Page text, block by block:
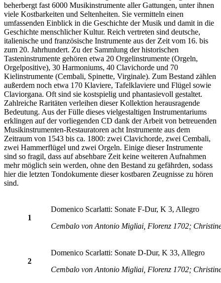
beherbergt fast 6000 Musikinstrumente aller Gattungen, unter ihnen
viele Kostbarkeiten und Seltenheiten. Sie vermitteln einen
umfassenden Einblick in die Geschichte der Musik und damit in die
Geschichte menschlicher Kultur. Reich vertreten sind deutsche,
italienische und französische Instrumente aus der Zeit vom 16. bis
zum 20. Jahrhundert. Zu der Sammlung der historischen
Tasteninstrumente gehören etwa 20 Orgelinstrumente (Orgeln,
Orgelpositive), 30 Harmoniums, 40 Clavichorde und 70
Kielinstrumente (Cembali, Spinette, Virginale). Zum Bestand zählen
außerdem noch etwa 170 Klaviere, Tafelklaviere und Flügel sowie
Claviorgana. Oft sind sie kostspielig und phantasievoll gestaltet.
Zahlreiche Raritäten verleihen dieser Kollektion herausragende
Bedeutung. Aus der Fülle dieses vielgestaltigen Instrumentariums
erklingen auf der vorliegenden CD dank der Arbeit von betreuenden
Musikinstrumenten-Restauratoren acht Instrumente aus dem
Zeitraum von 1543 bis ca. 1800: zwei Clavichorde, zwei Cembali,
zwei Hammerflügel und zwei Orgeln. Einige dieser Instrumente
sind so fragil, dass auf absehbare Zeit keine weiteren Aufnahmen
mehr möglich sein werden, ohne den Bestand zu gefährden, sodass
hier die letzten Tondokumente dieser kostbaren Zeugnisse zu hören
sind.
1
Domenico Scarlatti: Sonate F-Dur, K 3, Allegro
Cembalo von Antonio Migliai, Florenz 1702;
2
Domenico Scarlatti: Sonate D-Dur, K 33, Allegro
Cembalo von Antonio Migliai, Florenz 1702;